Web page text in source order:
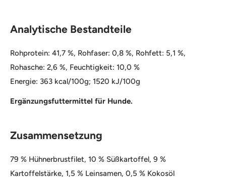
Analytische Bestandteile
Rohprotein: 41,7 %, Rohfaser: 0,8 %, Rohfett: 5,1 %,
Rohasche: 2,6 %, Feuchtigkeit: 10,0 %
Energie: 363 kcal/100g; 1520 kJ/100g
Ergänzungsfuttermittel für Hunde.
Zusammensetzung
79 % Hühnerbrustfilet, 10 % Süßkartoffel, 9 %
Kartoffelstärke, 1,5 % Leinsamen, 0,5 % Kokosöl